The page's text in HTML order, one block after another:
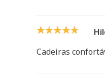
Cadeiras